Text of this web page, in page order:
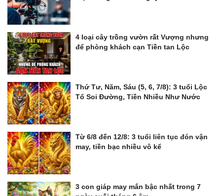
4 loại cây trồng vườn rất Vượng nhưng
để phòng khách cạn Tiền tan Lộc
Thứ Tư, Năm, Sáu (5, 6, 7/8): 3 tuổi Lộc
Tổ Soi Đường, Tiền Nhiều Như Nước
Từ 6/8 đến 12/8: 3 tuổi liên tục đón vận
may, tiền bạc nhiều vô kể
3 con giáp may mắn bậc nhất trong 7